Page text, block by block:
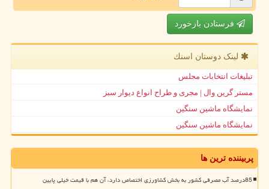
فرستادن بازخورد
لینک دوستان اسنك
تبلیغات انتخابات مجلس
مستر گرین وال | مجری و طراح انواع دیوار سبز
نمایشگاه ماشین سنگین
نمایشگاه ماشین سنگین
پربیننده ترین ها
85درصد آب مصرفی کشور به بخش کشاورزی اختصاص دارد، آن هم با قیمت خیلی پایین